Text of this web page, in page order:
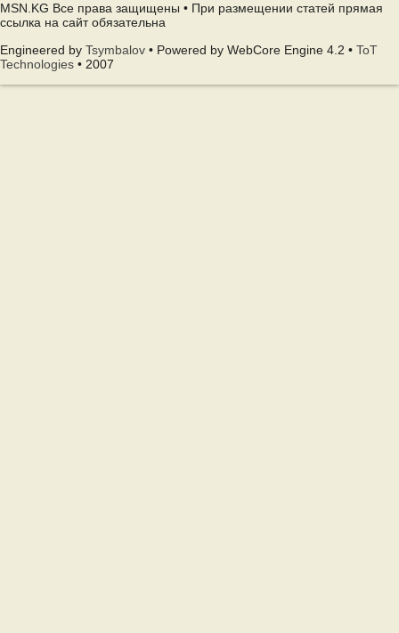
MSN.KG Все права защищены • При размещении статей прямая
ссылка на сайт обязательна
Engineered by Tsymbalov • Powered by WebCore Engine 4.2 • ToT
Technologies • 2007